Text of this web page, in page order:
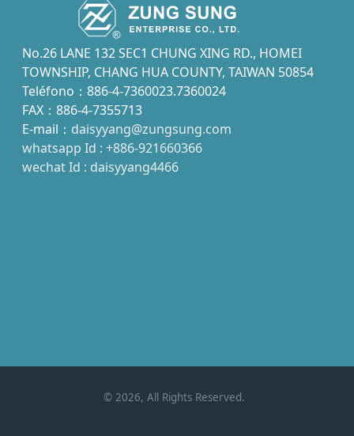
No.26 LANE 132 SEC1 CHUNG XING RD., HOMEI
TOWNSHIP, CHANG HUA COUNTY, TAIWAN 50854
Teléfono：886-4-7360023.7360024
FAX：886-4-7355713
E-mail： daisyyang@zungsung.com
whatsapp Id : +886-921660366
wechat Id : daisyyang4466
© 2026, All Rights Reserved.